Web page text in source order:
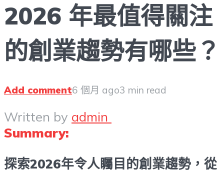
2026 年最值得關注
的創業趨勢有哪些？
Add comment6 個月 ago3 min read
Written by admin
Summary:
探索2026年令人矚目的創業趨勢，從